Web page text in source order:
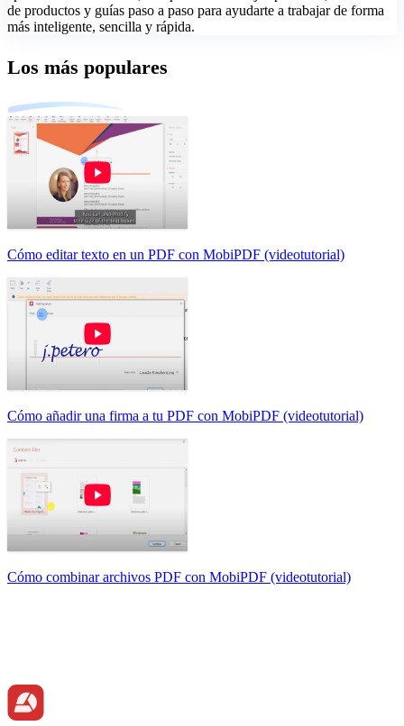
de productos y guías paso a paso para ayudarte a trabajar de forma
más inteligente, sencilla y rápida.
Los más populares
Cómo editar texto en un PDF con MobiPDF (videotutorial)
Cómo añadir una firma a tu PDF con MobiPDF (videotutorial)
Cómo combinar archivos PDF con MobiPDF (videotutorial)